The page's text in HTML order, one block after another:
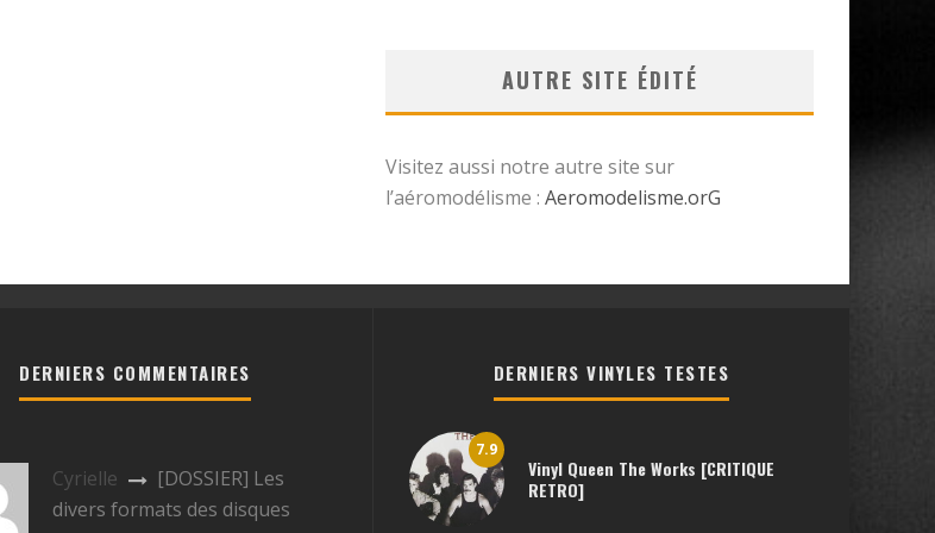
AUTRE SITE ÉDITÉ
Visitez aussi notre autre site sur
l’aéromodélisme : Aeromodelisme.orG
DERNIERS COMMENTAIRES
Cyrielle
[DOSSIER] Les
divers formats des disques
DERNIERS VINYLES TESTES
7.9
Vinyl Queen The Works [CRITIQUE
RETRO]